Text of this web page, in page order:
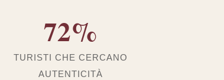
72%
TURISTI CHE CERCANO
AUTENTICITÀ